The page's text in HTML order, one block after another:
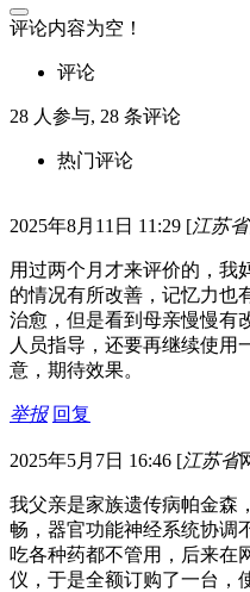
评论内容为空！
评论
28 人参与, 28 条评论
热门评论
2025年8月11日 11:29 [江苏
用过两个月才来评价的，我
的情况有所改善，记忆力也
治愈，但是看到母亲慢慢有
人员指导，还要再继续使用
意，期待效果。
举报 回复
2025年5月7日 16:46 [江苏省
我父亲是家族遗传病帕金森
畅，器官功能神经系统协调
吃各种药都不管用，后来在
仪，于是全额订购了一台，